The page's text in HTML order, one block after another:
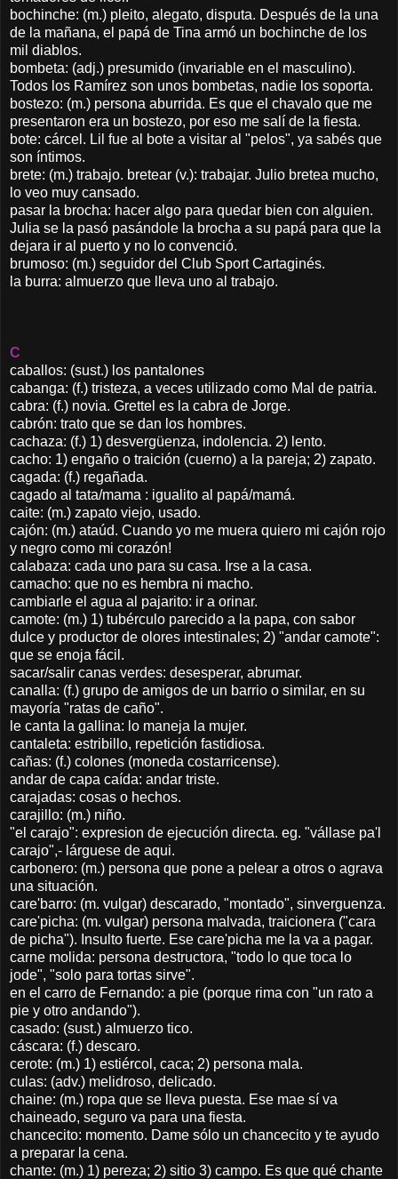
bochinche: (m.) pleito, alegato, disputa. Después de la una
de la mañana, el papá de Tina armó un bochinche de los
mil diablos.
bombeta: (adj.) presumido (invariable en el masculino).
Todos los Ramírez son unos bombetas, nadie los soporta.
bostezo: (m.) persona aburrida. Es que el chavalo que me
presentaron era un bostezo, por eso me salí de la fiesta.
bote: cárcel. Lil fue al bote a visitar al "pelos", ya sabés que
son íntimos.
brete: (m.) trabajo. bretear (v.): trabajar. Julio bretea mucho,
lo veo muy cansado.
pasar la brocha: hacer algo para quedar bien con alguien.
Julia se la pasó pasándole la brocha a su papá para que la
dejara ir al puerto y no lo convenció.
brumoso: (m.) seguidor del Club Sport Cartaginés.
la burra: almuerzo que lleva uno al trabajo.
C
caballos: (sust.) los pantalones
cabanga: (f.) tristeza, a veces utilizado como Mal de patria.
cabra: (f.) novia. Grettel es la cabra de Jorge.
cabrón: trato que se dan los hombres.
cachaza: (f.) 1) desvergüenza, indolencia. 2) lento.
cacho: 1) engaño o traición (cuerno) a la pareja; 2) zapato.
cagada: (f.) regañada.
cagado al tata/mama : igualito al papá/mamá.
caite: (m.) zapato viejo, usado.
cajón: (m.) ataúd. Cuando yo me muera quiero mi cajón rojo
y negro como mi corazón!
calabaza: cada uno para su casa. Irse a la casa.
camacho: que no es hembra ni macho.
cambiarle el agua al pajarito: ir a orinar.
camote: (m.) 1) tubérculo parecido a la papa, con sabor
dulce y productor de olores intestinales; 2) "andar camote":
que se enoja fácil.
sacar/salir canas verdes: desesperar, abrumar.
canalla: (f.) grupo de amigos de un barrio o similar, en su
mayoría "ratas de caño".
le canta la gallina: lo maneja la mujer.
cantaleta: estribillo, repetición fastidiosa.
cañas: (f.) colones (moneda costarricense).
andar de capa caída: andar triste.
carajadas: cosas o hechos.
carajillo: (m.) niño.
"el carajo": expresion de ejecución directa. eg. "vállase pa'l
carajo",- lárguese de aqui.
carbonero: (m.) persona que pone a pelear a otros o agrava
una situación.
care'barro: (m. vulgar) descarado, "montado", sinverguenza.
care'picha: (m. vulgar) persona malvada, traicionera ("cara
de picha"). Insulto fuerte. Ese care'picha me la va a pagar.
carne molida: persona destructora, "todo lo que toca lo
jode", "solo para tortas sirve".
en el carro de Fernando: a pie (porque rima con "un rato a
pie y otro andando").
casado: (sust.) almuerzo tico.
cáscara: (f.) descaro.
cerote: (m.) 1) estiércol, caca; 2) persona mala.
culas: (adv.) melidroso, delicado.
chaine: (m.) ropa que se lleva puesta. Ese mae sí va
chaineado, seguro va para una fiesta.
chancecito: momento. Dame sólo un chancecito y te ayudo
a preparar la cena.
chante: (m.) 1) pereza; 2) sitio 3) campo. Es que qué chante